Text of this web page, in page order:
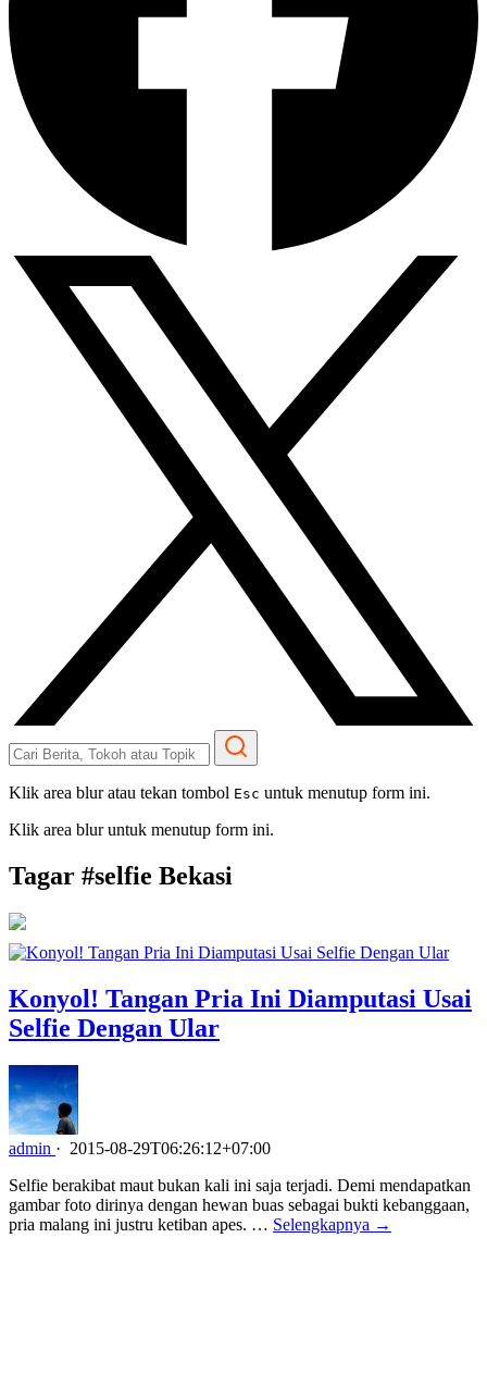
Klik area blur atau tekan tombol Esc untuk menutup form ini.
Klik area blur untuk menutup form ini.
Tagar #selfie Bekasi
Konyol! Tangan Pria Ini Diamputasi Usai
Selfie Dengan Ular
admin · 2015-08-29T06:26:12+07:00
Selfie berakibat maut bukan kali ini saja terjadi. Demi mendapatkan
gambar foto dirinya dengan hewan buas sebagai bukti kebanggaan,
pria malang ini justru ketiban apes. … Selengkapnya →